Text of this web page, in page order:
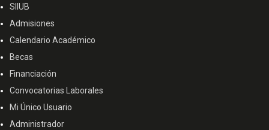
SIIUB
Admisiones
Calendario Académico
Becas
Financiación
Convocatorias Laborales
Mi Único Usuario
Administrador